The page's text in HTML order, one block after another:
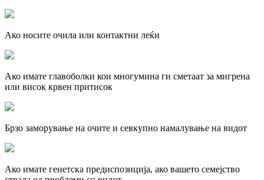
Ако носите очила или контактни леќи
Ако имате главоболки кои многумина ги сметаат за мигрена
или висок крвен притисок
Брзо заморување на очите и севкупно намалување на видот
Ако имате генетска предиспозиција, ако вашето семејство